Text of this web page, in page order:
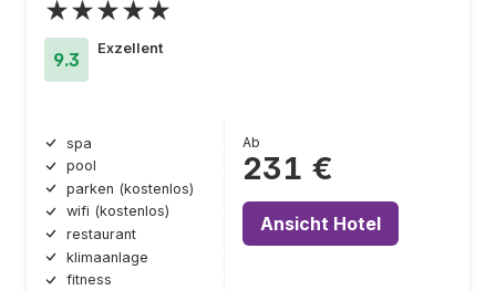
★★★★★
9.3
Exzellent
spa
pool
parken (kostenlos)
wifi (kostenlos)
restaurant
klimaanlage
fitness
Ab
231 €
Ansicht Hotel